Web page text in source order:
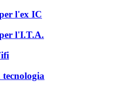
l'ex IC
l'I.T.A.